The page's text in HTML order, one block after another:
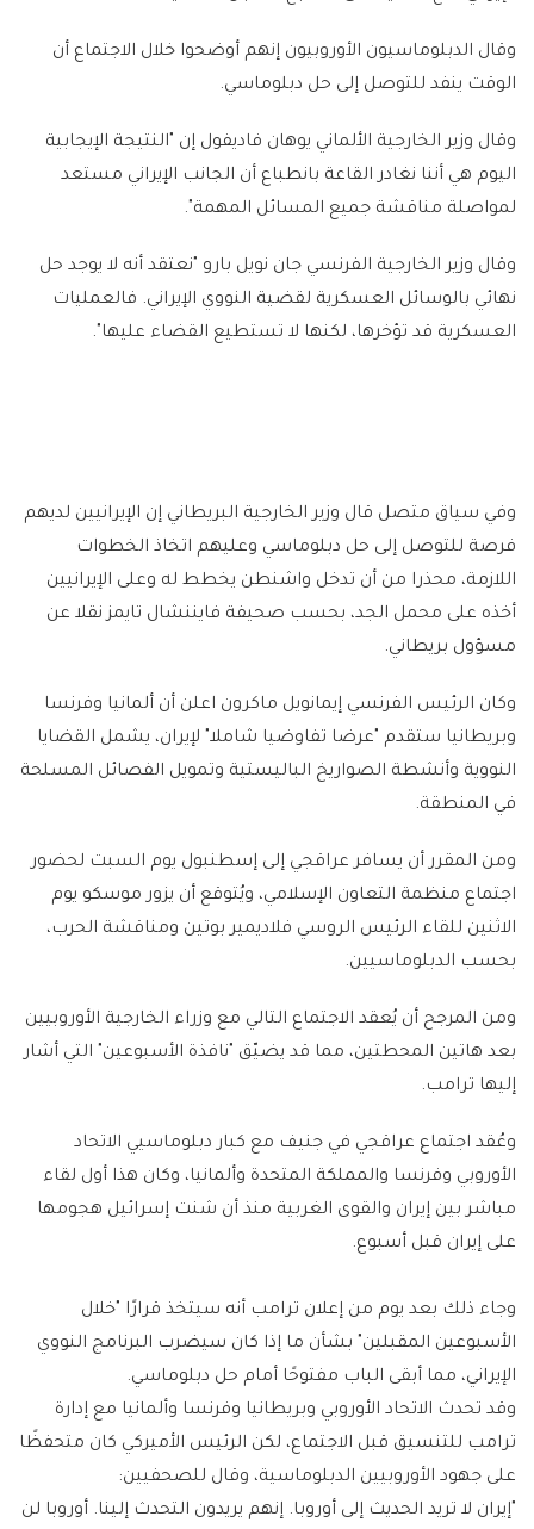
وقال الدبلوماسيون الأوروبيون إنهم أوضحوا خلال الاجتماع أن
الوقت ينفد للتوصل إلى حل دبلوماسي.
وقال وزير الخارجية الألماني يوهان فاديفول إن "النتيجة الإيجابية
اليوم هي أننا نغادر القاعة بانطباع أن الجانب الإيراني مستعد
لمواصلة مناقشة جميع المسائل المهمة".
وقال وزير الخارجية الفرنسي جان نويل بارو "نعتقد أنه لا يوجد حل
نهائي بالوسائل العسكرية لقضية النووي الإيراني. فالعمليات
العسكرية قد تؤخرها، لكنها لا تستطيع القضاء عليها".
وفي سياق متصل قال وزير الخارجية البريطاني إن الإيرانيين لديهم
فرصة للتوصل إلى حل دبلوماسي وعليهم اتخاذ الخطوات
اللازمة، محذرا من أن تدخل واشنطن يخطط له وعلى الإيرانيين
أخذه على محمل الجد، بحسب صحيفة فايننشال تايمز نقلا عن
مسؤول بريطاني.
وكان الرئيس الفرنسي إيمانويل ماكرون اعلن أن ألمانيا وفرنسا
وبريطانيا ستقدم "عرضا تفاوضيا شاملا" لإيران، يشمل القضايا
النووية وأنشطة الصواريخ الباليستية وتمويل الفصائل المسلحة
في المنطقة.
ومن المقرر أن يسافر عراقجي إلى إسطنبول يوم السبت لحضور
اجتماع منظمة التعاون الإسلامي، ويُتوقع أن يزور موسكو يوم
الاثنين للقاء الرئيس الروسي فلاديمير بوتين ومناقشة الحرب،
بحسب الدبلوماسيين.
ومن المرجح أن يُعقد الاجتماع التالي مع وزراء الخارجية الأوروبيين
بعد هاتين المحطتين، مما قد يضيّق "نافذة الأسبوعين" التي أشار
إليها ترامب.
وعُقد اجتماع عراقجي في جنيف مع كبار دبلوماسيي الاتحاد
الأوروبي وفرنسا والمملكة المتحدة وألمانيا، وكان هذا أول لقاء
مباشر بين إيران والقوى الغربية منذ أن شنت إسرائيل هجومها
على إيران قبل أسبوع.
وجاء ذلك بعد يوم من إعلان ترامب أنه سيتخذ قرارًا "خلال
الأسبوعين المقبلين" بشأن ما إذا كان سيضرب البرنامج النووي
الإيراني، مما أبقى الباب مفتوحًا أمام حل دبلوماسي.
وقد تحدث الاتحاد الأوروبي وبريطانيا وفرنسا وألمانيا مع إدارة
ترامب للتنسيق قبل الاجتماع، لكن الرئيس الأميركي كان متحفظًا
على جهود الأوروبيين الدبلوماسية، وقال للصحفيين:
"إيران لا تريد الحديث إلى أوروبا. إنهم يريدون التحدث إلينا. أوروبا لن